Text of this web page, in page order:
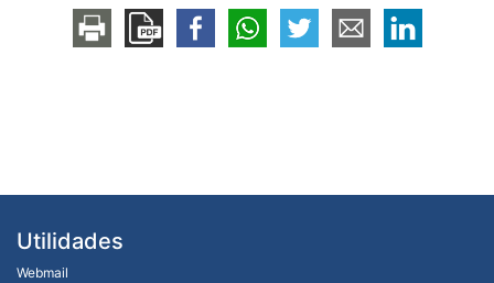
Utilidades
Webmail